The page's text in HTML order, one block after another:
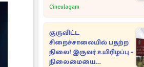
Cineulagam
குருவிட்ட
சிறைச்சாலையில் பதற்ற
நிலை! இருவர் உயிரிழப்பு -
நிலைமையை